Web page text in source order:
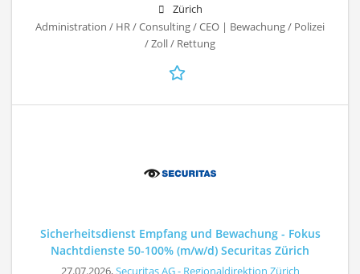
Zürich
Administration / HR / Consulting / CEO | Bewachung / Polizei
/ Zoll / Rettung
Sicherheitsdienst Empfang und Bewachung - Fokus
Nachtdienste 50-100% (m/w/d) Securitas Zürich
27.07.2026,Securitas AG - Regionaldirektion Zürich